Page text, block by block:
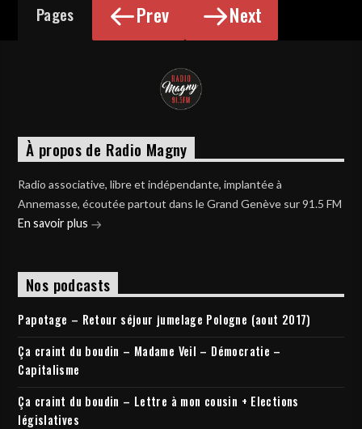
Pages Prev Next
À propos de Radio Magny
Radio associative, libre et indépendante, implantée à
Annemasse, écoutée partout dans le Grand Genève sur 91.5 FM
En savoir plus
Nos podcasts
Papotage – Retour séjour jumelage Pologne (aout 2017)
Ça craint du boudin – Madame Veil – Démocratie –
Capitalisme
Ça craint du boudin – Lettre à mon cousin + Elections
législatives